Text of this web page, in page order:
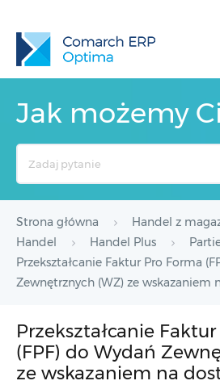
Jak możemy
Strona główna
Handel z
Handel
Handel Plus
Przekształcanie Faktur Pro Forma
Zewnętrznych (WZ) ze wskazaniem
Przekształcanie
(FPF) do Wydań
ze wskazaniem na